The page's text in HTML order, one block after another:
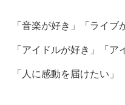
「音楽が好き」「ライブ
「アイドルが好き」「ア
「人に感動を届けたい」